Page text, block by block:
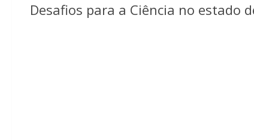
Desafios para a Ciência no estado